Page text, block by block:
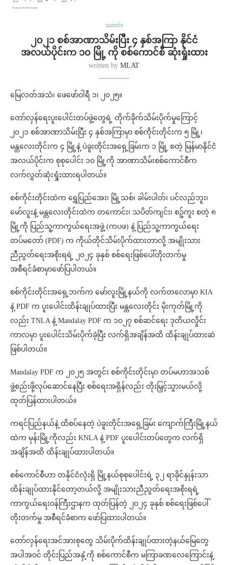
သတင်း
၂၀၂၁ စစ်အာဏာသိမ်းပြီး ၄ နှစ်အကြာ နိုင်ငံ
အလယ်ပိုင်းက ၁၀ မြို့ ကို စစ်ကောင်စီ ဆုံးရှုံးထား
written by MLAT
မြေလတ်အသံ၊ ဖေဖော်ဝါရီ ၁၊ ၂၀၂၅။
တော်လှန်ရေးပူးပေါင်းတပ်ဖွဲ့တွေရဲ့ တိုက်ခိုက်သိမ်းပိုက်မှုကြောင့်
၂၀၂၁ စစ်အာဏာသိမ်းပြီး ၄ နှစ်အကြာမှာ စစ်ကိုင်းတိုင်းက ၅ မြို့၊
မန္တလေးတိုင်းက ၄ မြို့နဲ့ ပဲခူးတိုင်းအရှေ့ခြမ်းက ၁ မြို့ စတဲ့ မြန်မာနိုင်ငံ
အလယ်ပိုင်းက စုစုပေါင်း ၁၀ မြို့ကို အာဏာသိမ်းစစ်ကောင်စီက
လက်လွှတ်ဆုံးရှုံးထားရပါတယ်။
စစ်ကိုင်းတိုင်းထဲက ရွှေပြည်အေး၊ မြို့သစ်၊ ခါမ်းပါတ်၊ ပင်လည်ဘူး၊
မော်လူးနဲ့ မန္တလေးတိုင်းထဲက တကောင်း၊ သပိတ်ကျင်း၊ စဉ့်ကူး စတဲ့ ၈
မြို့ကို ပြည်သူ့ကာကွယ်ရေးအဖွဲ့ (ကပဖ) နဲ့ ပြည်သူ့ကာကွယ်ရေး
တပ်မတော် (PDF) က ကိုယ်တိုင်သိမ်းပိုက်ထားတာလို့ အမျိုးသား
ညီညွတ်ရေးအစိုးရရဲ့ ၂၀၂၄ ခုနှစ် စစ်ရေးဖြစ်ပေါ်တိုးတက်မှု
အစီရင်ခံစာမှာဖော်ပြပါတယ်။
စစ်ကိုင်းတိုင်းအရှေ့ဘက်က မော်လူးမြို့နယ်ကို လက်တလောမှာ KIA
နဲ့ PDF က ပူးပေါင်းထိန်းချုပ်ထားပြီး မန္တလေးတိုင်း မိုးကုတ်မြို့ကို
လည်း TNLA နဲ့ Mandalay PDF က ၁၀၂၇ စစ်ဆင်ရေး ဒုတိယလှိုင်း
ကာလမှာ ပူးပေါင်းသိမ်းပိုက်ခဲ့ပြီး လက်ရှိအချိန်အထိ ထိန်းချုပ်ထားဆဲ
ဖြစ်ပါတယ်။
Mandalay PDF က ၂၀၂၅ အတွင်း စစ်ကိုင်းတိုင်းမှာ တပ်မဟာအသစ်
ဖွဲ့စည်းဖို့လုပ်ဆောင်နေပြီး စစ်ရေးအရှိန်လည်း တိုးမြှင့်သွားမယ်လို့
ထုတ်ပြန်ထားပါတယ်။
ကရင်ပြည်နယ်နဲ့ ထိစပ်နေတဲ့ ပဲခူးတိုင်းအရှေ့ခြမ်း ကျောက်ကြီးမြို့နယ်
ထဲက မုန်းမြို့ကိုလည်း KNLA နဲ့ PDF ပူးပေါင်းတပ်တွေက လက်ရှိ
အချိန်အထိ ထိန်းချုပ်ထားပါတယ်။
စစ်ကောင်စီဟာ တနိုင်ငံလုံးရှိ မြို့နယ်စုစုပေါင်းရဲ့ ၃၂ ရာခိုင်နှုန်းသာ
ထိန်းချုပ်ထားနိုင်တော့တယ်လို့ အမျိုးသားညီညွတ်ရေးအစိုးရရဲ့
ကာကွယ်ရေးဝန်ကြီးဌာနက ထုတ်ပြန်တဲ့ ၂၀၂၄ ခုနှစ် စစ်ရေးဖြစ်ပေါ်
တိုးတက်မှု အစီရင်ခံစာက ဖော်ပြထားပါတယ်။
တော်လှန်ရေးအင်အားစုတွေ သိမ်းပိုက်ထိန်းချုပ်ထားတဲ့နယ်မြေတွေ
အပါအဝင် တိုင်းပြည်အနှံ့ကို စစ်ကောင်စီက မကြာခဏလေကြောင်းနဲ့